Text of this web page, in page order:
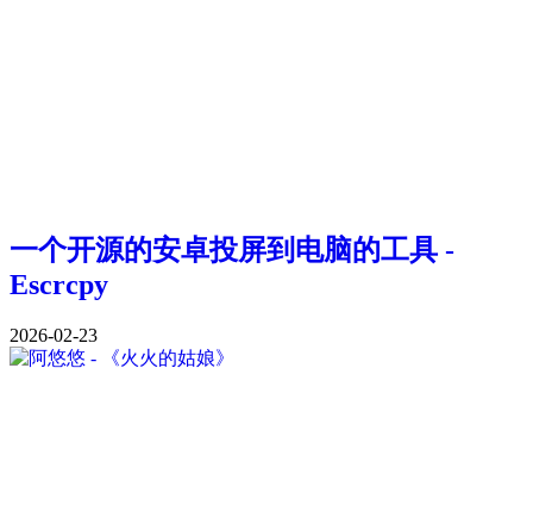
一个开源的安卓投屏到电脑的工具 -
Escrcpy
2026-02-23